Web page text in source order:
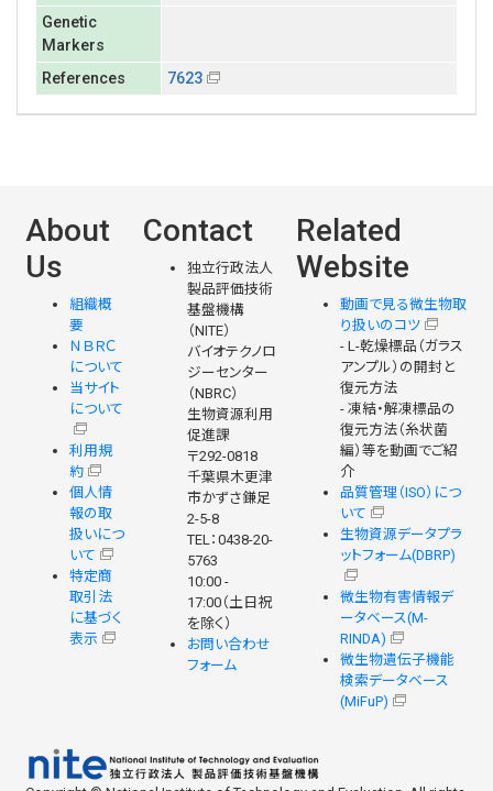
Genetic
Markers
References
7623
About
Us
組織概
要
ＮＢＲＣ
について
当サイト
について
利用規
約
個人情
報の取
扱いにつ
いて
特定商
取引法
に基づく
表示
Contact
独立行政法人
製品評価技術
基盤機構
（NITE）
バイオテクノロ
ジーセンター
（NBRC）
生物資源利用
促進課
〒292-0818
千葉県木更津
市かずさ鎌足
2-5-8
TEL：0438-20-
5763
10:00 -
17:00（土日祝
を除く）
お問い合わせ
フォーム
Related
Website
動画で見る微生物取
り扱いのコツ
- L-乾燥標品（ガラス
アンプル）の開封と
復元方法
- 凍結・解凍標品の
復元方法（糸状菌
編）等を動画でご紹
介
品質管理（ISO）につ
いて
生物資源データプラ
ットフォーム(DBRP)
微生物有害情報デ
ータベース(M-
RINDA)
微生物遺伝子機能
検索データベース
(MiFuP)